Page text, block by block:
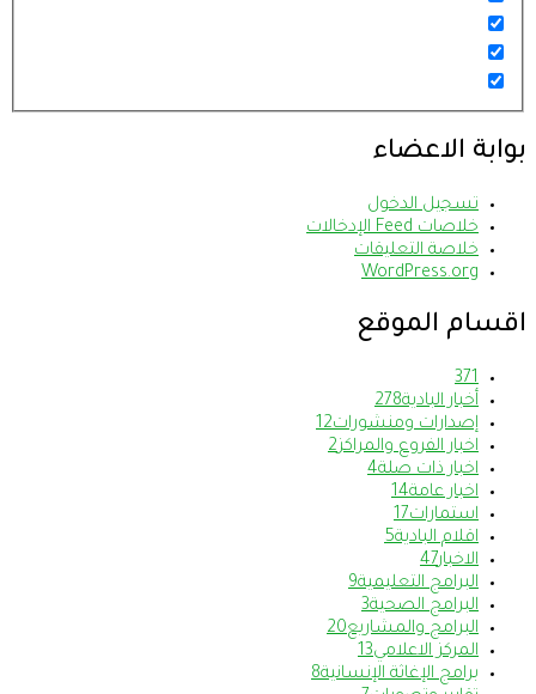
بوابة الاعضاء
تسجيل الدخول
خلاصات Feed الإدخالات
خلاصة التعليقات
WordPress.org
اقسام الموقع
371
أخبار البادية278
إصدارات ومنشورات12
اخبار الفروع والمراكز2
اخبار ذات صلة4
اخبار عامة14
استمارات17
اقلام البادية5
الاخبار47
البرامج التعليمية9
البرامج الصحية3
البرامج والمشاريع20
المركز الاعلامي13
برامج الإغاثة الإنسانية8